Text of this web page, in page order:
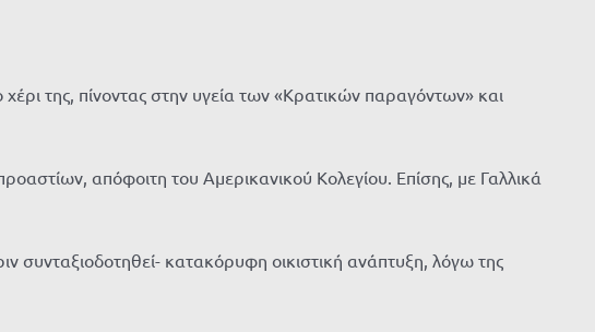
της, πίνοντας στην υγεία των «Κρατικών παραγόντων» και
απόφοιτη του Αμερικανικού Κολεγίου. Επίσης, με Γαλλικά
συνταξιοδοτηθεί- κατακόρυφη οικιστική ανάπτυξη, λόγω της